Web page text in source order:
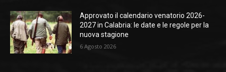
Approvato il calendario venatorio 2026-
2027 in Calabria: le date e le regole per la
nuova stagione
6 Agosto 2026